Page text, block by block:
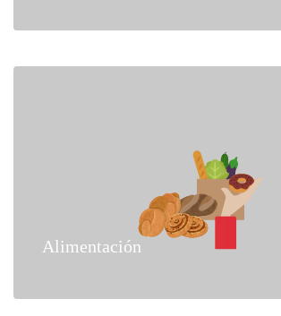
Alimentación